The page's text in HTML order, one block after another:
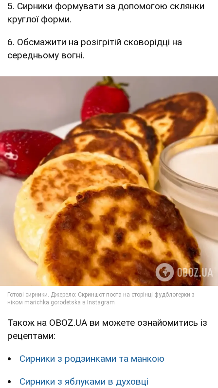
5. Сирники формувати за допомогою склянки
круглої форми.
6. Обсмажити на розігрітій сковорідці на
середньому вогні.
Також на OBOZ.UA ви можете ознайомитись із
рецептами:
Сирники з родзинками та манкою
Сирники з яблуками в духовці